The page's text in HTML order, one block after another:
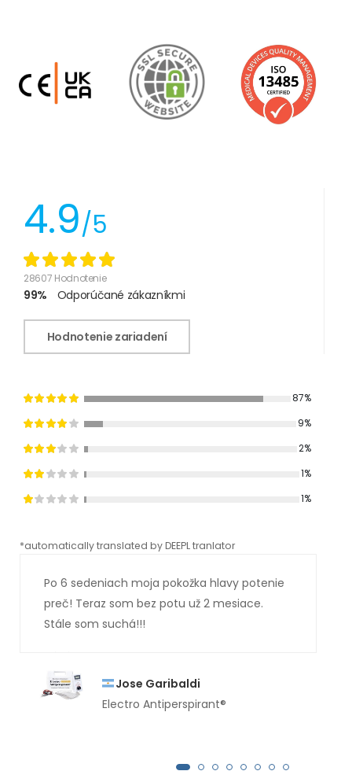
4.9/5
28607 Hodnotenie
99% Odporúčané zákazníkmi
Hodnotenie zariadení
87%
9%
2%
1%
1%
*automatically translated by DEEPL tranlator
Po 6 sedeniach moja pokožka hlavy potenie
preč! Teraz som bez potu už 2 mesiace.
Stále som suchá!!!
Jose Garibaldi
Electro Antiperspirant®